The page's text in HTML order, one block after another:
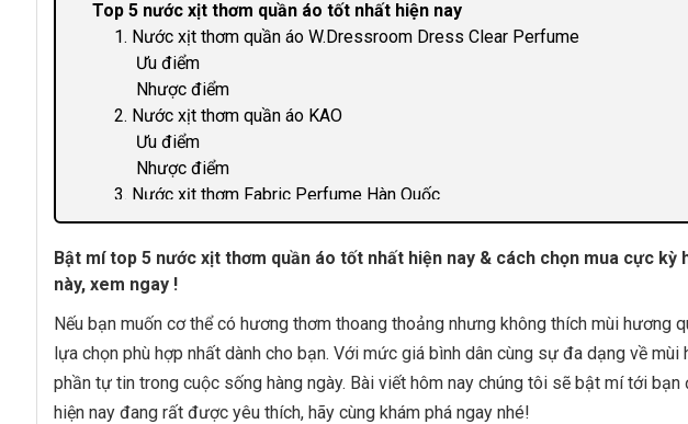
Top 5 nước xịt thơm quần áo tốt nhất hiện nay
1. Nước xịt thơm quần áo W.Dressroom Dress Clear Perfume
Ưu điểm
Nhược điểm
2. Nước xịt thơm quần áo KAO
Ưu điểm
Nhược điểm
3. Nước xịt thơm Fabric Perfume Hàn Quốc
Ưu điểm
Nhược điểm
4. Nước xịt thơm quần áo DKY
Ưu điểm
Nhược điểm
5. Nước xịt thơm quần áo Denovo
Ưu điểm
Nhược điểm
Bật mí top 5 nước xịt thơm quần áo tốt nhất hiện nay & cách chọn mua cực kỳ
này, xem ngay !
Nếu bạn muốn cơ thể có hương thơm thoang thoảng nhưng không thích mùi hương
lựa chọn phù hợp nhất dành cho bạn. Với mức giá bình dân cùng sự đa dạng về
phần tự tin trong cuộc sống hàng ngày. Bài viết hôm nay chúng tôi sẽ bật mí tới
hiện nay đang rất được yêu thích, hãy cùng khám phá ngay nhé!